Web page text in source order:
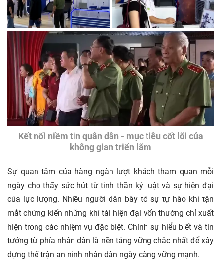
Kết nối niềm tin quân dân - mục tiêu cốt lõi của
không gian triển lãm
Sự quan tâm của hàng ngàn lượt khách tham quan mỗi
ngày cho thấy sức hút từ tinh thần kỷ luật và sự hiện đại
của lực lượng. Nhiều người dân bày tỏ sự tự hào khi tận
mắt chứng kiến những khí tài hiện đại vốn thường chỉ xuất
hiện trong các nhiệm vụ đặc biệt. Chính sự hiểu biết và tin
tưởng từ phía nhân dân là nền tảng vững chắc nhất để xây
dựng thế trận an ninh nhân dân ngày càng vững mạnh.